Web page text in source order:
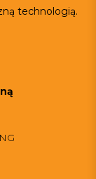
technologią.